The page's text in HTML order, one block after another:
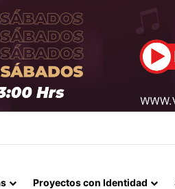
POR $95 MIL MILLONES EN LA
Proyectos con Identidad